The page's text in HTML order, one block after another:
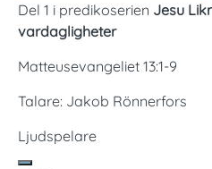
Del 1 i predikoserien Jesu
vardagligheter
Matteusevangeliet 13:1-9
Talare: Jakob Rönnerfors
Ljudspelare